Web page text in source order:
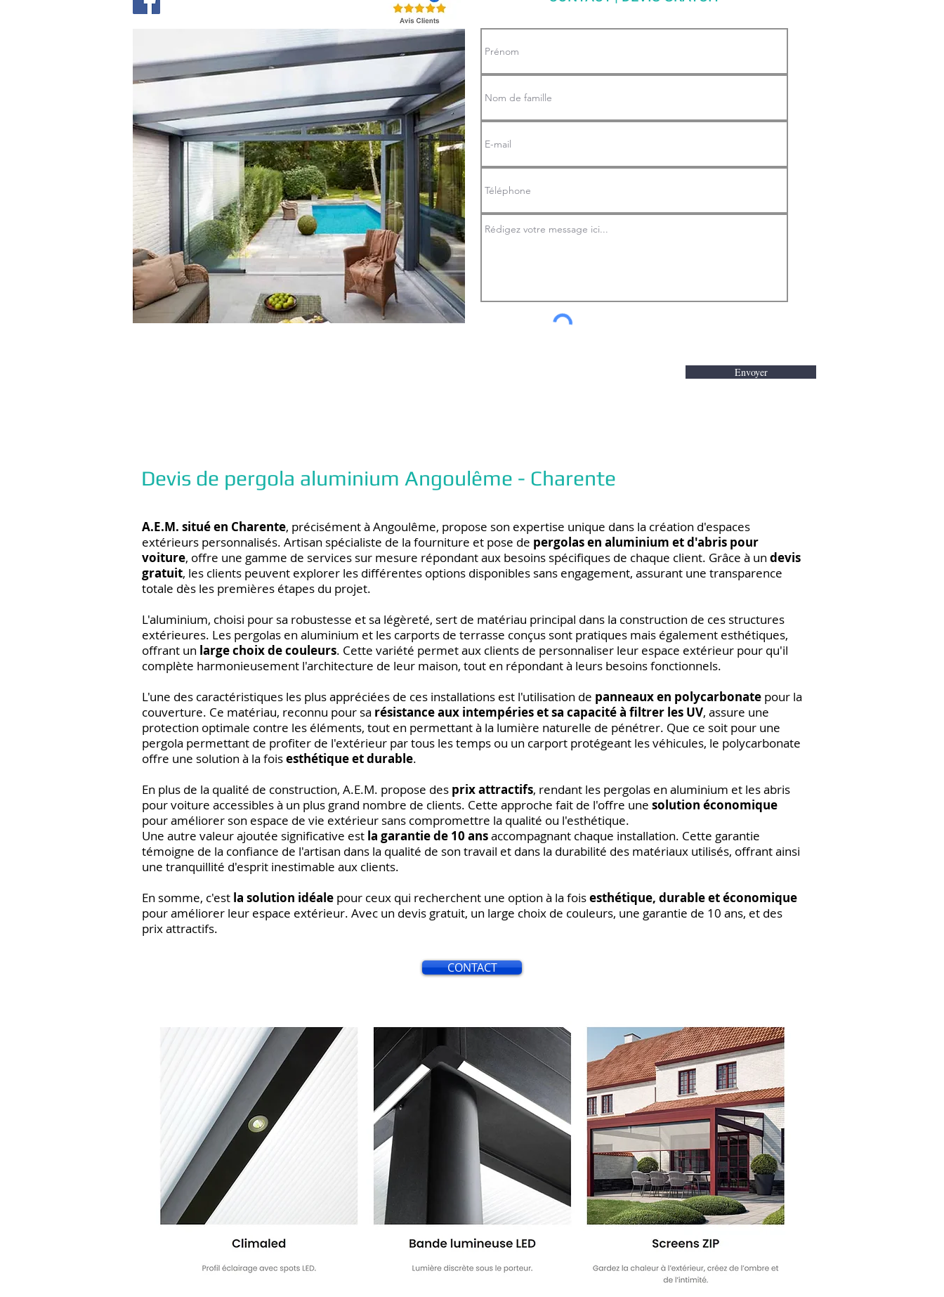
Envoyer
Devis de pergola aluminium Angoulême - Charente
A.E.M. situé en Charente, précisément à Angoulême, propose son expertise unique dans la création d'espaces
extérieurs personnalisés. Artisan spécialiste de la fourniture et pose de pergolas en aluminium et d'abris pour
voiture, offre une gamme de services sur mesure répondant aux besoins spécifiques de chaque client. Grâce à un devis
gratuit, les clients peuvent explorer les différentes options disponibles sans engagement, assurant une transparence
totale dès les premières étapes du projet.
L'aluminium, choisi pour sa robustesse et sa légèreté, sert de matériau principal dans la construction de ces structures
extérieures. Les pergolas en aluminium et les carports de terrasse conçus sont pratiques mais également esthétiques,
offrant un large choix de couleurs. Cette variété permet aux clients de personnaliser leur espace extérieur pour qu'il
complète harmonieusement l'architecture de leur maison, tout en répondant à leurs besoins fonctionnels.
L'une des caractéristiques les plus appréciées de ces installations est l'utilisation de panneaux en polycarbonate pour la
couverture. Ce matériau, reconnu pour sa résistance aux intempéries et sa capacité à filtrer les UV, assure une
protection optimale contre les éléments, tout en permettant à la lumière naturelle de pénétrer. Que ce soit pour une
pergola permettant de profiter de l'extérieur par tous les temps ou un carport protégeant les véhicules, le polycarbonate
offre une solution à la foisesthétique et durable.
En plus de la qualité de construction, A.E.M. propose des prix attractifs, rendant les pergolas en aluminium et les abris
pour voiture accessibles à un plus grand nombre de clients. Cette approche fait de l'offre une solution économique
pour améliorer son espace de vie extérieur sans compromettre la qualité ou l'esthétique.
Une autre valeur ajoutée significative est la garantie de 10 ansaccompagnant chaque installation. Cette garantie
témoigne de la confiance de l'artisan dans la qualité de son travail et dans la durabilité des matériaux utilisés, offrant ainsi
une tranquillité d'esprit inestimable aux clients.
En somme, c'est la solution idéale pour ceux qui recherchent une option à la foisesthétique, durable et économique
pour améliorer leur espace extérieur. Avec un devis gratuit, un large choix de couleurs, une garantie de 10 ans, et des
prix attractifs.
CONTACT